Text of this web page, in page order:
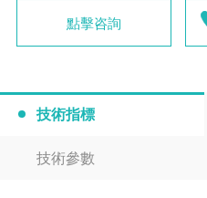
點擊咨詢
技術指標
技術參數